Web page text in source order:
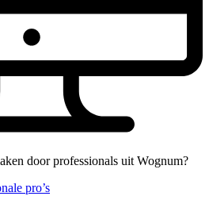
door professionals uit Wognum?
pro’s